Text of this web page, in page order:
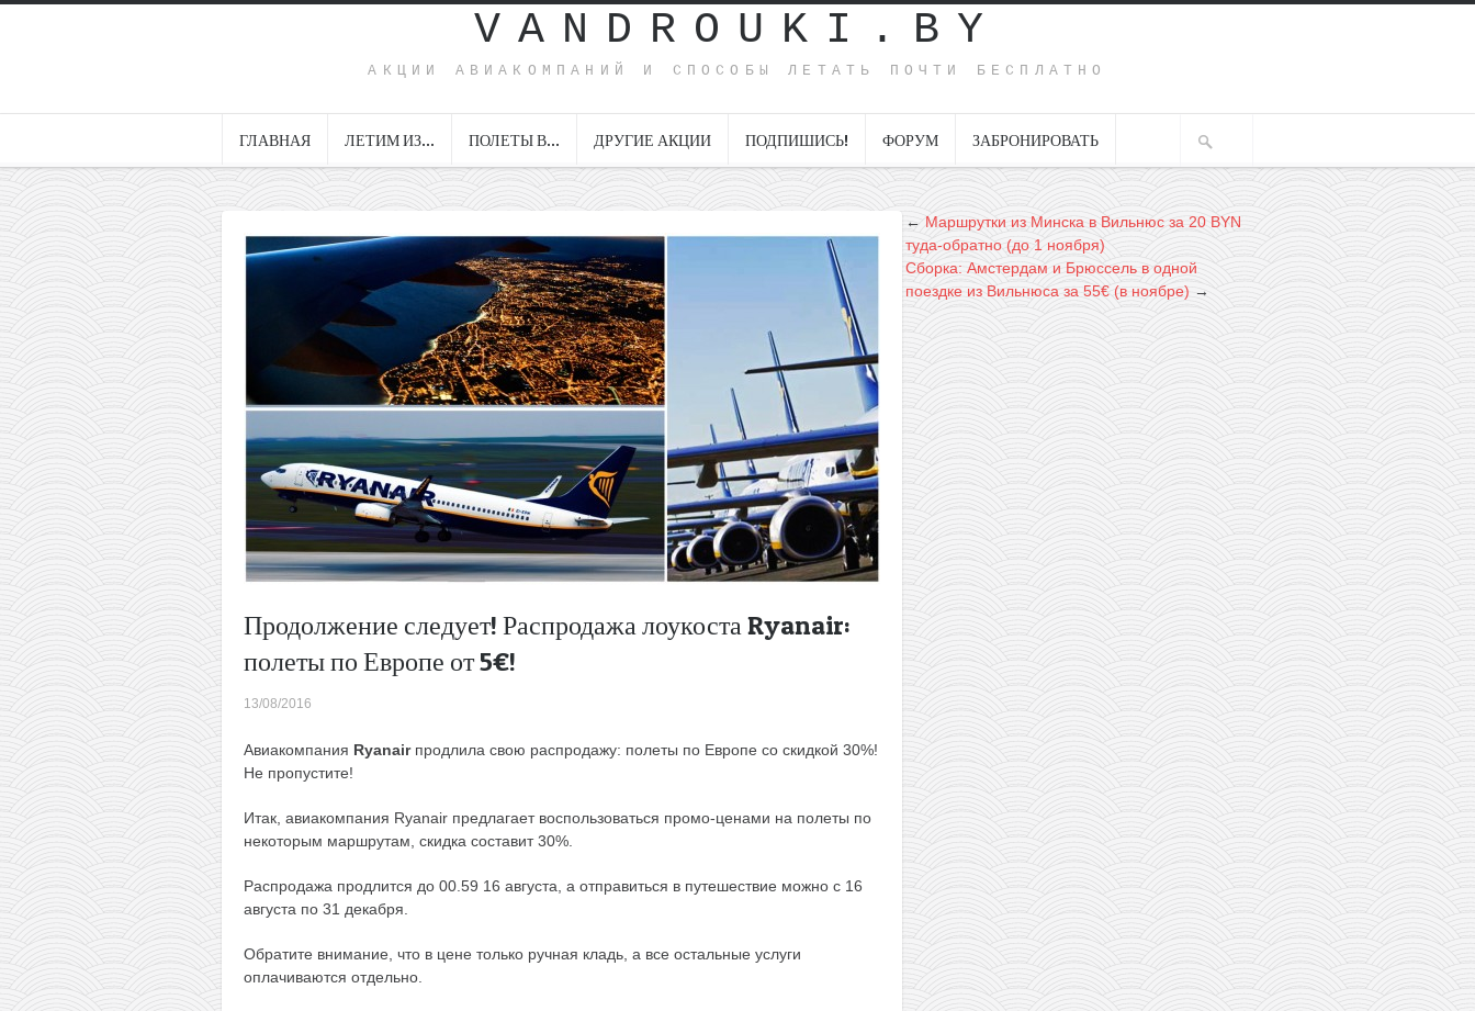
VANDROUKI.BY
АКЦИИ АВИАКОМПАНИЙ И СПОСОБЫ ЛЕТАТЬ ПОЧТИ БЕСПЛАТНО
ГЛАВНАЯ ЛЕТИМ ИЗ… ПОЛЕТЫ В… ДРУГИЕ АКЦИИ ПОДПИШИСЬ! ФОРУМ ЗАБРОНИРОВАТЬ
Продолжение следует! Распродажа лоукоста Ryanair:
полеты по Европе от 5€!
13/08/2016
Авиакомпания Ryanair продлила свою распродажу: полеты по Европе со скидкой 30%!
Не пропустите!
Итак, авиакомпания Ryanair предлагает воспользоваться промо-ценами на полеты по
некоторым маршрутам, скидка составит 30%.
Распродажа продлится до 00.59 16 августа, а отправиться в путешествие можно с 16
августа по 31 декабря.
Обратите внимание, что в цене только ручная кладь, а все остальные услуги
оплачиваются отдельно.
←Маршрутки из Минска в Вильнюс за 20 BYN
туда-обратно (до 1 ноября)
Сборка: Амстердам и Брюссель в одной
поездке из Вильнюса за 55€ (в ноябре) →